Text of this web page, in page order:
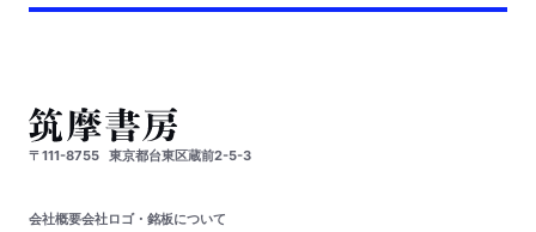
〒111-8755 東京都台東区蔵前2-5-3
会社概要会社ロゴ・銘板について